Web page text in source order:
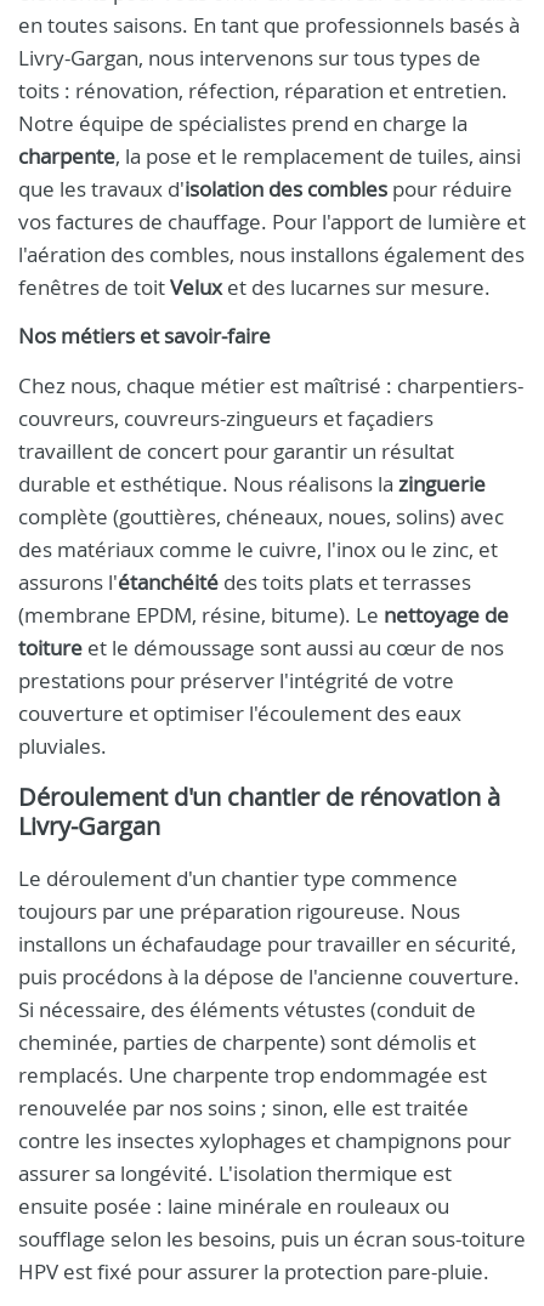
en toutes saisons. En tant que professionnels basés à
Livry-Gargan, nous intervenons sur tous types de
toits : rénovation, réfection, réparation et entretien.
Notre équipe de spécialistes prend en charge la
charpente, la pose et le remplacement de tuiles, ainsi
que les travaux d'isolation des combles pour réduire
vos factures de chauffage. Pour l'apport de lumière et
l'aération des combles, nous installons également des
fenêtres de toitVeluxet des lucarnes sur mesure.
Nos métiers et savoir-faire
Chez nous, chaque métier est maîtrisé : charpentiers-
couvreurs, couvreurs-zingueurs et façadiers
travaillent de concert pour garantir un résultat
durable et esthétique. Nous réalisons la zinguerie
complète (gouttières, chéneaux, noues, solins) avec
des matériaux comme le cuivre, l'inox ou le zinc, et
assurons l'étanchéité des toits plats et terrasses
(membrane EPDM, résine, bitume). Le nettoyage de
toiture et le démoussage sont aussi au cœur de nos
prestations pour préserver l'intégrité de votre
couverture et optimiser l'écoulement des eaux
pluviales.
Déroulement d'un chantier de rénovation à
Livry-Gargan
Le déroulement d'un chantier type commence
toujours par une préparation rigoureuse. Nous
installons un échafaudage pour travailler en sécurité,
puis procédons à la dépose de l'ancienne couverture.
Si nécessaire, des éléments vétustes (conduit de
cheminée, parties de charpente) sont démolis et
remplacés. Une charpente trop endommagée est
renouvelée par nos soins ; sinon, elle est traitée
contre les insectes xylophages et champignons pour
assurer sa longévité. L'isolation thermique est
ensuite posée : laine minérale en rouleaux ou
soufflage selon les besoins, puis un écran sous-toiture
HPV est fixé pour assurer la protection pare-pluie.